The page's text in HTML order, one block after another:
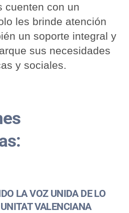
cuenten con un
les brinde atención
un soporte integral y
sus necesidades
y sociales.
LA VOZ UNIDA DE LO
VALENCIANA